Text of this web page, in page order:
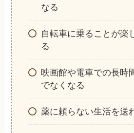
なる
自転車に乗ることが楽
る
映画館や電車での長時
でなくなる
薬に頼らない生活を送